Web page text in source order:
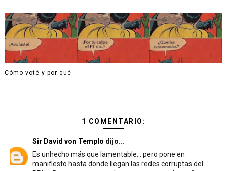
Cómo voté y por qué
1 COMENTARIO:
Sir David von Templo dijo...
Es unhecho más que lamentable... pero pone en
manifiesto hasta donde llegan las redes corruptas del